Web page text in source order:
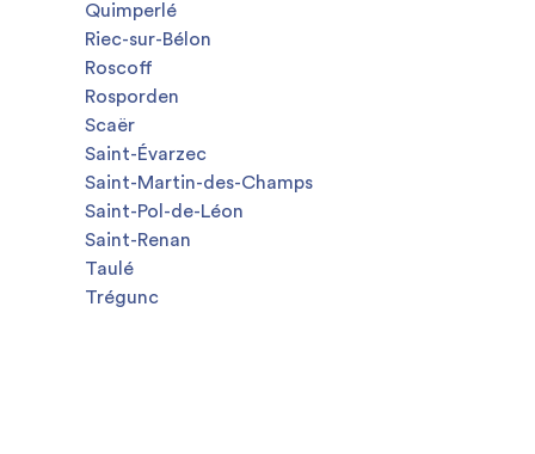
Quimperlé
Riec-sur-Bélon
Roscoff
Rosporden
Scaër
Saint-Évarzec
Saint-Martin-des-Champs
Saint-Pol-de-Léon
Saint-Renan
Taulé
Trégunc